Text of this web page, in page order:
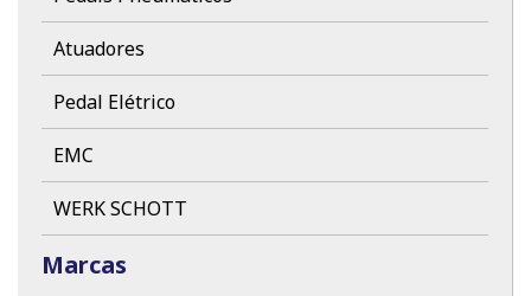
Atuadores
Pedal Elétrico
EMC
WERK SCHOTT
Marcas